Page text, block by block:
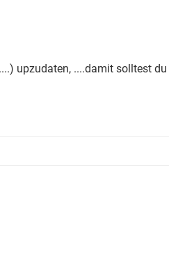
upzudaten, ....damit solltest du